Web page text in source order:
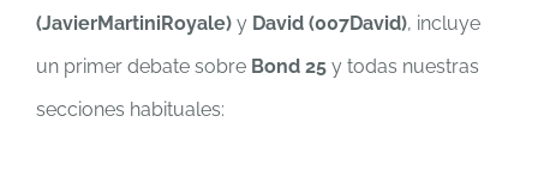
(JavierMartiniRoyale) y David (007David), incluye
un primer debate sobre Bond 25 y todas nuestras
secciones habituales: